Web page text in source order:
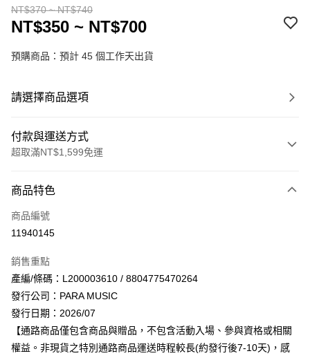
NT$370 ~ NT$740
NT$350 ~ NT$700
預購商品：預計 45 個工作天出貨
請選擇商品選項
付款與運送方式
超取滿NT$1,599免運
信用卡一次付款
超商取貨付款
Apple Pay
街口支付
悠遊付
AFTEE先享後付
商品特色
商品編號
11940145
銷售重點
產編/條碼：L200003610 / 8804775470264
發行公司：PARA MUSIC
發行日期：2026/07
【通路商品僅包含商品與贈品，不包含活動入場、參與資格或相關
權益。非現貨之特別通路商品運送時程較長(約發行後7-10天)，感